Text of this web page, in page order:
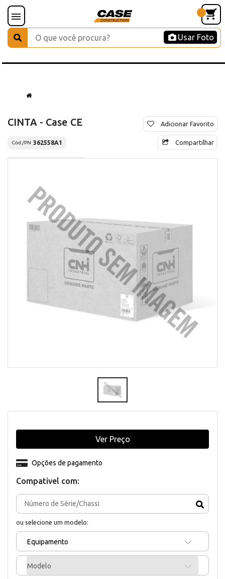
Usar Foto
CINTA - Case CE
Cód./PN 362558A1
Adicionar Favorito
Compartilhar
Compativel com:
ou selecione um modelo:
Equipamento
Modelo
Opções de pagamento
Ver Preço